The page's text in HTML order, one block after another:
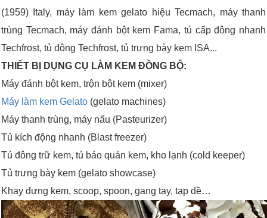
(1959) Italy, máy làm kem gelato hiệu Tecmach, máy thanh
trùng Tecmach, máy đánh bột kem Fama, tủ cấp đông nhanh
Techfrost, tủ đông Techfrost, tủ trưng bày kem ISA...
THIẾT BỊ DỤNG CỤ LÀM KEM ĐỒNG BỘ:
Máy đánh bột kem, trộn bột kem (mixer)
Máy làm kem Gelato (gelato machines)
Máy thanh trùng, máy nấu (Pasteurizer)
Tủ kích động nhanh (Blast freezer)
Tủ đông trữ kem, tủ bảo quản kem, kho lạnh (cold keeper)
Tủ trưng bày kem (gelato showcase)
Khay đựng kem, scoop, spoon, gang tay, tạp dề…